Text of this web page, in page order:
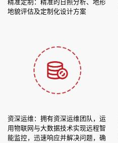
精准定制：精准的日照分析、地形
地貌评估及定制化设计方案
资深运维：拥有资深运维团队，运
用物联网与大数据技术实现远程智
能监控，迅速响应并解决问题，确